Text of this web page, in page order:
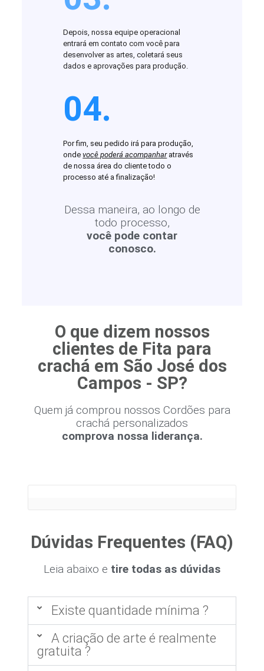
Depois, nossa equipe operacional
entrará em contato com você para
desenvolver as artes, coletará seus
dados e aprovações para produção.
04.
Por fim, seu pedido irá para produção,
ondevocê poderá acompanharatravés
de nossa área do cliente todo o
processo até a finalização!
Dessa maneira, ao longo de
todo processo,
você pode contar
conosco.
O que dizem nossos
clientes de Fita para
crachá em São José dos
Campos - SP?
Quem já comprou nossos Cordões para
crachá personalizados
comprova nossa liderança.
Dúvidas Frequentes (FAQ)
Leia abaixo e tire todas as dúvidas
Existe quantidade mínima ?
A criação de arte é realmente
gratuita ?